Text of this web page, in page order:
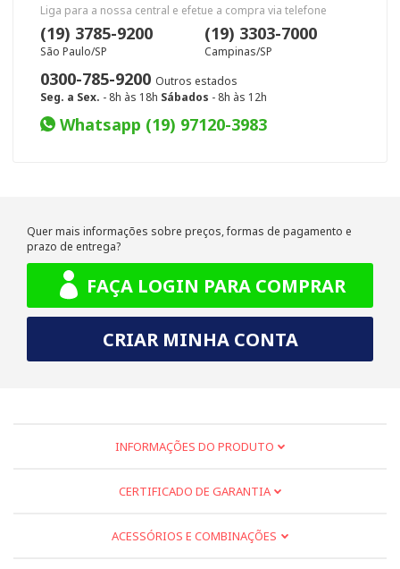
Liga para a nossa central e efetue a compra via telefone
(19) 3785-9200
São Paulo/SP
(19) 3303-7000
Campinas/SP
0300-785-9200 Outros estados
Seg. a Sex. - 8h às 18h Sábados - 8h às 12h
Whatsapp (19) 97120-3983
Quer mais informações sobre preços, formas de pagamento e
prazo de entrega?
FAÇA LOGIN PARA COMPRAR
CRIAR MINHA CONTA
INFORMAÇÕES DO PRODUTO
É um disco ideal para cortes, reparos e instalações.
CERTIFICADO DE GARANTIA
ACESSÓRIOS E COMBINAÇÕES